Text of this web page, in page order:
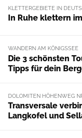
KLETTERGEBIETE IN
In Ruhe klettern
WANDERN AM KÖNIGSSEE
Die 3 schönsten
Tipps für dein
DOLOMITEN HÖHENWEG
Transversale
Langkofel und